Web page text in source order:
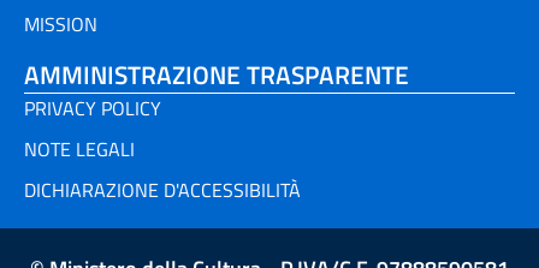
MISSION
AMMINISTRAZIONE TRASPARENTE
PRIVACY POLICY
NOTE LEGALI
DICHIARAZIONE D'ACCESSIBILITÀ